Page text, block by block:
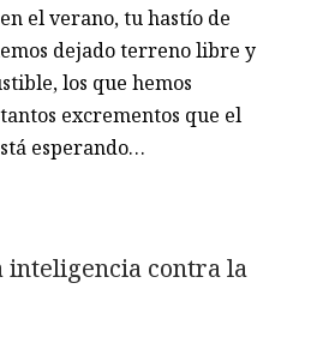
el verano, tu hastío de
dejado terreno libre y
los que hemos
excrementos que el
esperando…
inteligencia contra la